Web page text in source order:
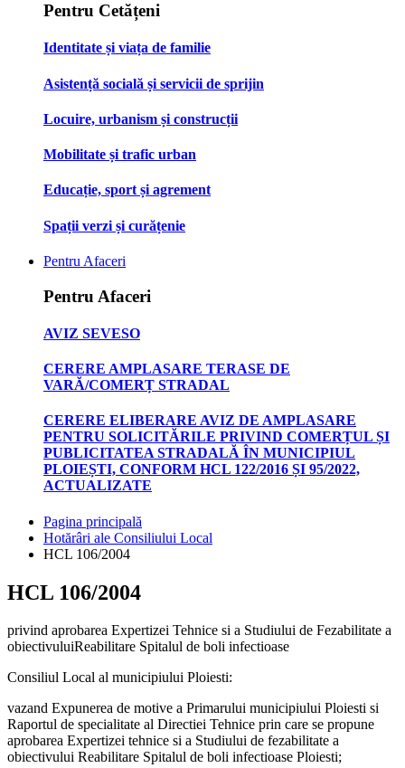
Pentru Cetățeni
Identitate și viața de familie
Asistență socială și servicii de sprijin
Locuire, urbanism și construcții
Mobilitate și trafic urban
Educație, sport și agrement
Spații verzi și curățenie
Pentru Afaceri
Pentru Afaceri
AVIZ SEVESO
CERERE AMPLASARE TERASE DE
VARĂ/COMERȚ STRADAL
CERERE ELIBERARE AVIZ DE AMPLASARE
PENTRU SOLICITĂRILE PRIVIND COMERȚUL ȘI
PUBLICITATEA STRADALĂ ÎN MUNICIPIUL
PLOIEȘTI, CONFORM HCL 122/2016 ȘI 95/2022,
ACTUALIZATE
Pagina principală
Hotărâri ale Consiliului Local
HCL 106/2004
HCL 106/2004
privind aprobarea Expertizei Tehnice si a Studiului de Fezabilitate a
obiectivuluiReabilitare Spitalul de boli infectioase
Consiliul Local al municipiului Ploiesti:
vazand Expunerea de motive a Primarului municipiului Ploiesti si
Raportul de specialitate al Directiei Tehnice prin care se propune
aprobarea Expertizei tehnice si a Studiului de fezabilitate a
obiectivului Reabilitare Spitalul de boli infectioase Ploiesti;